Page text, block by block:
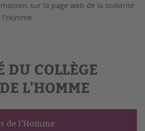
sur la page web de la scolarité
l'Homme
DU COLLÈGE
L'HOMME
de l’Homme